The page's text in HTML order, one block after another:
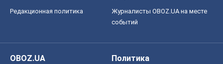
Редакционная политика
Журналисты OBOZ.UA на месте
событий
OBOZ.UA
Политика